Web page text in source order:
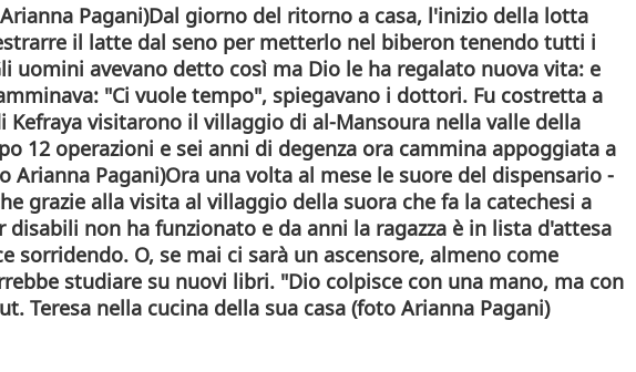
Pagani)Dal giorno del ritorno a casa, l'inizio della lotta
il latte dal seno per metterlo nel biberon tenendo tutti i
uomini avevano detto così ma Dio le ha regalato nuova vita: e
"Ci vuole tempo", spiegavano i dottori. Fu costretta a
visitarono il villaggio di al-Mansoura nella valle della
12 operazioni e sei anni di degenza ora cammina appoggiata a
Pagani)Ora una volta al mese le suore del dispensario -
grazie alla visita al villaggio della suora che fa la catechesi a
non ha funzionato e da anni la ragazza è in lista d'attesa
O, se mai ci sarà un ascensore, almeno come
studiare su nuovi libri. "Dio colpisce con una mano, ma con
Teresa nella cucina della sua casa (foto Arianna Pagani)